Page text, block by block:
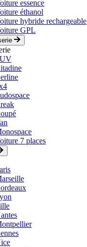
essence
éthanol
hybride rechargeable
GPL
7 places